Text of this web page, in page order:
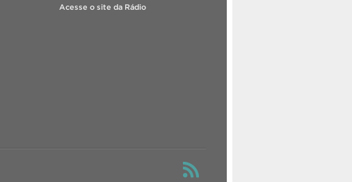
Acesse o site da Rádio